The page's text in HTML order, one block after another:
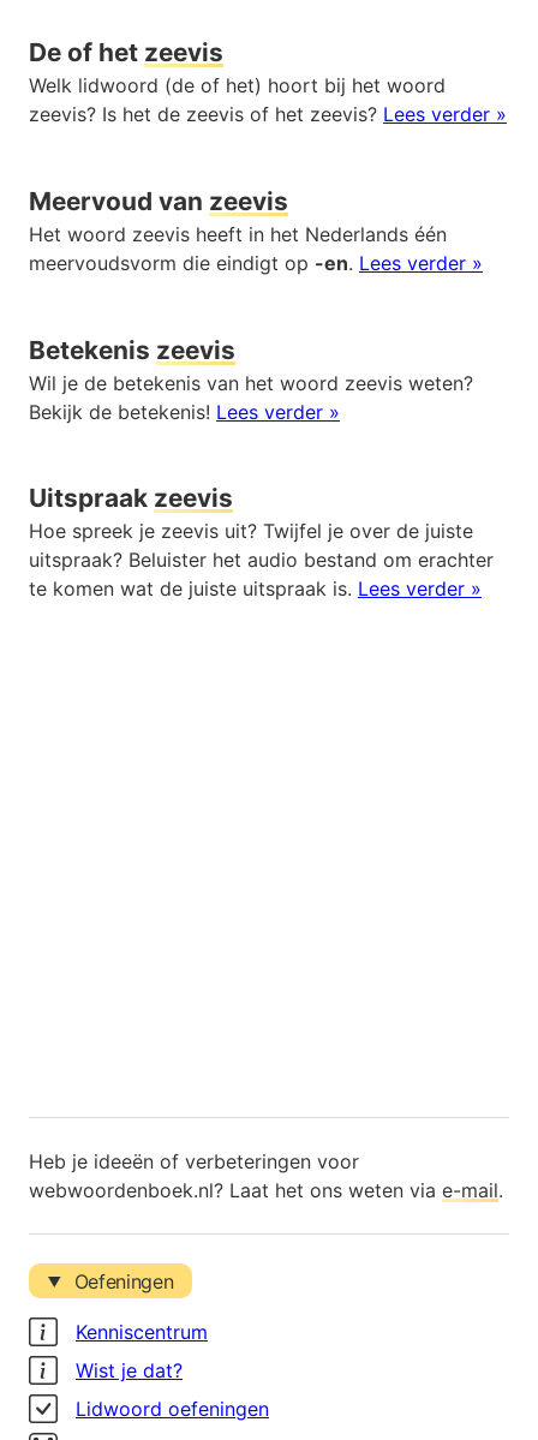
De of het zeevis
Welk lidwoord (de of het) hoort bij het woord
zeevis? Is het de zeevis of het zeevis? Lees verder »
Meervoud van zeevis
Het woord zeevis heeft in het Nederlands één
meervoudsvorm die eindigt op -en. Lees verder »
Betekenis zeevis
Wil je de betekenis van het woord zeevis weten?
Bekijk de betekenis! Lees verder »
Uitspraak zeevis
Hoe spreek je zeevis uit? Twijfel je over de juiste
uitspraak? Beluister het audio bestand om erachter
te komen wat de juiste uitspraak is. Lees verder »
Heb je ideeën of verbeteringen voor
webwoordenboek.nl? Laat het ons weten via e-mail.
Oefeningen
Kenniscentrum
Wist je dat?
Lidwoord oefeningen